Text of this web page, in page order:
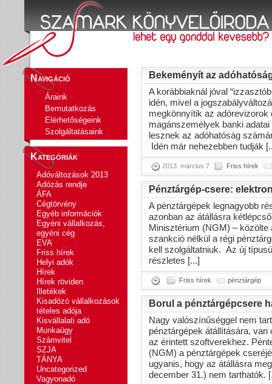
Navigáció
Áraink
Bemutatkozás
Elérhetőségeink
Szolgáltatásaink
Kategóriák
Adóváltozások 2013
Adózás rendje
ÁFA
Cégtörvény
Egyéb információk
Egyéni vállalkozás,
egyéni cég
EVA
Friss hírek
Helyi adók
Hírek
Hírek röviden
Illetékek
Kisadózó vállalkozások
tételes adója
Kisvállalati adó
Munkaügy
Számvitel
SZJA
TÁNYA
Uncategorized
Vagyonadó
Bekeményít az
A korábbiaknál jóval
idén, mivel a
megkönnyítik az adórevizorok
magánszemélyek banki
lesznek az adóhatóság
Idén már nehezebben tudják
2013. március 7 Friss hírek
Pénztárgép-csere:
A pénztárgépek legnagyobb
azonban az átállásra
Minisztérium (NGM) – közölte
szankció nélkül a régi
kell szolgáltatniuk. Az új
részletes [...]
Friss hírek pénztárgép
Borul a pénztárgépcsere
Nagy valószínűséggel nem
pénztárgépek átállítására,
az érintett szoftverekhez.
(NGM) a pénztárgépek
ugyanis, hogy az átállásra
december 31.) nem tarthatók.